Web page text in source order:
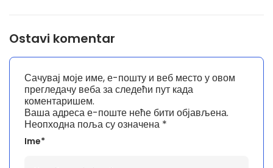
Ostavi komentar
Ваша адреса е-поште неће бити објављена.
Неопходна поља су означена *
Ime*
Сачувај моје име, е-пошту и веб место у овом
прегледачу веба за следећи пут када
коментаришем.